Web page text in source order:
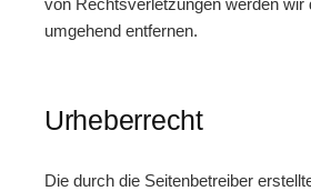
von Rechtsverletzungen werden wir
umgehend entfernen.
Urheberrecht
Die durch die Seitenbetreiber